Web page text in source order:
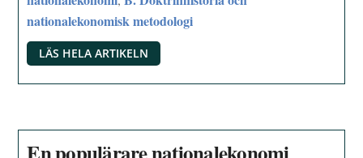
nationalekonomisk metodologi
LÄS HELA ARTIKELN